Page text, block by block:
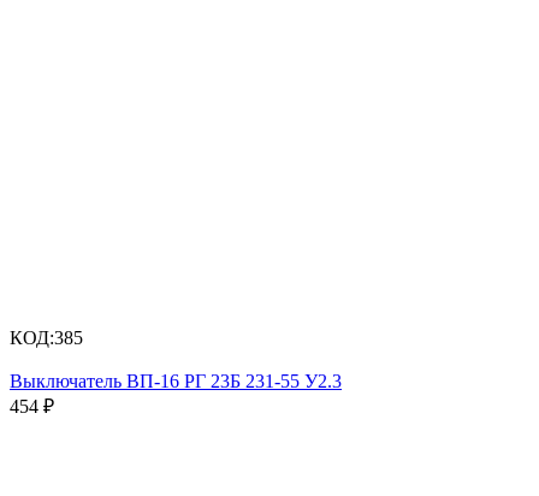
КОД:385
Выключатель ВП-16 РГ 23Б 231-55 У2.3
454 ₽